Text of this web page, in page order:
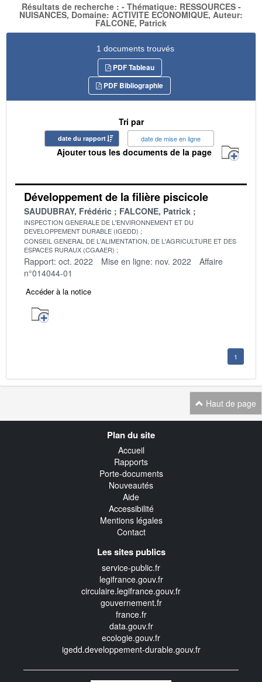
Résultats de recherche : - Thématique: RESSOURCES -
NUISANCES, Domaine: ACTIVITE ECONOMIQUE, Auteur:
FALCONE, Patrick
1 documents trouvés
PDF Tableau
PDF Bibliographie
Tri par
date du rapport date de mise en ligne
Ajouter tous les documents de la page
Développement de la filière piscicole
SAUDUBRAY, Frédéric FALCONE, Patrick
INSPECTION GENERALE DE L'ENVIRONNEMENT ET DU
DEVELOPPEMENT DURABLE (IGEDD)
CONSEIL GENERAL DE L'ALIMENTATION, DE L'AGRICULTURE ET DES
ESPACES RURAUX (CGAAER)
Rapport: oct. 2022 Mise en ligne: nov. 2022
Affaire
n°014044-01
Accéder à la notice
1
Haut de page
Plan du site
Accueil
Rapports
Porte-documents
Nouveautés
Aide
Accessibilité
Mentions légales
Contact
Les sites publics
service-public.fr
legifrance.gouv.fr
circulaire.legifrance.gouv.fr
gouvernement.fr
france.fr
data.gouv.fr
ecologie.gouv.fr
igedd.developpement-durable.gouv.fr